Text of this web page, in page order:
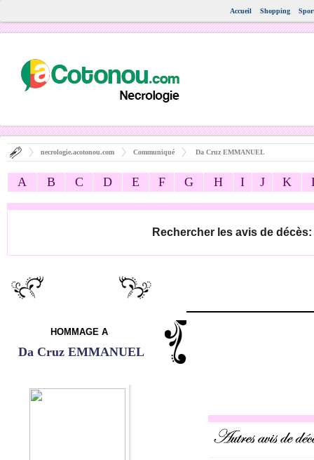
Accueil Shopping
necrologie.acotonou.com Communiqué Da Cruz EMMANUEL
A B C D E F G H I J K
Rechercher les avis de décès:
HOMMAGE A
Da Cruz EMMANUEL